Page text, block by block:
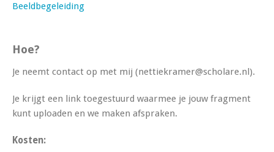
Beeldbegeleiding
Hoe?
Je neemt contact op met mij (nettiekramer@scholare.nl).
Je krijgt een link toegestuurd waarmee je jouw fragment
kunt uploaden en we maken afspraken.
Kosten: